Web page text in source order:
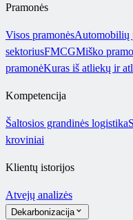
Pramonės
Visos pramonėsAutomobilių
sektoriusFMCGMiško
pramonėKuras iš atliekų ir
Kompetencija
Šaltosios grandinės logistika
kroviniai
Klientų istorijos
Atvejų analizės
Dekarbonizacija